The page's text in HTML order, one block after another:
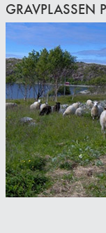
GRAVPLASSEN